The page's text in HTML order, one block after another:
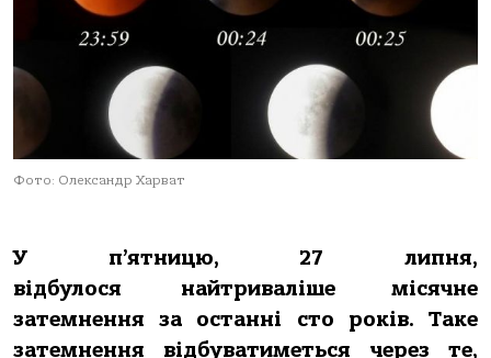
Фото: Олександр Харват
У п’ятницю, 27 липня,
відбулося найтриваліше місячне
затемнення за останні сто років. Таке
затемнення відбуватиметься через те,